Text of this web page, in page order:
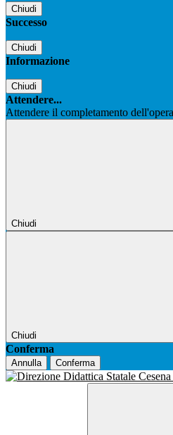
Chiudi
Successo
Chiudi
Informazione
Chiudi
Attendere...
Attendere il completamento
Chiudi
Chiudi
Conferma
Annulla Conferma